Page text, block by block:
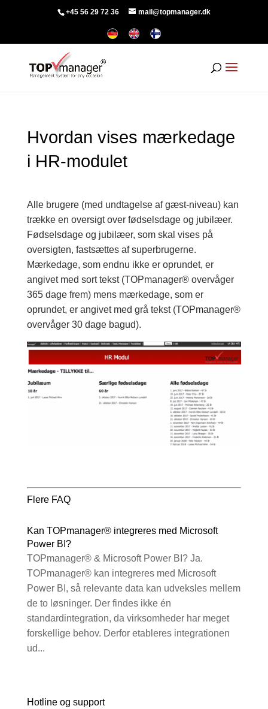
+45 56 29 72 36 mail@topmanager.dk
Hvordan vises mærkedage
i HR-modulet
Alle brugere (med undtagelse af gæst-niveau) kan
trække en oversigt over fødselsdage og jubilæer.
Fødselsdage og jubilæer, som skal vises på
oversigten, fastsættes af superbrugerne.
Mærkedage, som endnu ikke er oprundet, er
angivet med sort tekst (TOPmanager® overvåger
365 dage frem) mens mærkedage, som er
oprundet, er angivet med grå tekst (TOPmanager®
overvåger 30 dage bagud).
Flere FAQ
Kan TOPmanager® integreres med Microsoft
Power BI?
TOPmanager® & Microsoft Power BI? Ja.
TOPmanager® kan integreres med Microsoft
Power BI, så relevante data kan udveksles mellem
de to løsninger. Der findes ikke én
standardintegration, da virksomheder har meget
forskellige behov. Derfor etableres integrationen
ud...
Hotline og support